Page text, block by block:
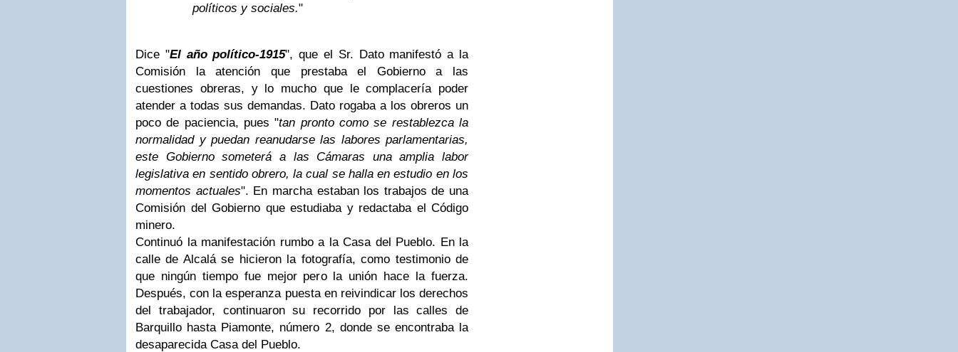
políticos y sociales."
Dice "El año político-1915", que el Sr. Dato manifestó a la
Comisión la atención que prestaba el Gobierno a las
cuestiones obreras, y lo mucho que le complacería poder
atender a todas sus demandas. Dato rogaba a los obreros un
poco de paciencia, pues "tan pronto como se restablezca la
normalidad y puedan reanudarse las labores parlamentarias,
este Gobierno someterá a las Cámaras una amplia labor
legislativa en sentido obrero, la cual se halla en estudio en los
momentos actuales". En marcha estaban los trabajos de una
Comisión del Gobierno que estudiaba y redactaba el Código
minero.
Continuó la manifestación rumbo a la Casa del Pueblo. En la
calle de Alcalá se hicieron la fotografía, como testimonio de
que ningún tiempo fue mejor pero la unión hace la fuerza.
Después, con la esperanza puesta en reivindicar los derechos
del trabajador, continuaron su recorrido por las calles de
Barquillo hasta Piamonte, número 2, donde se encontraba la
desaparecida Casa del Pueblo.